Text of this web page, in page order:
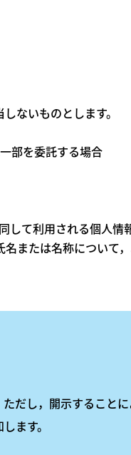
ないものとします。
部を委託する場合
て利用される個人
または名称について
だし，開示すること
ます。